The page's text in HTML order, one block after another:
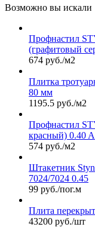
Возможно вы искали
Профнастил
(графитовый
674 руб./м2
Плитка
80 мм
1195.5 руб./м2
Профнастил
красный) 0.40 A
574 руб./м2
Штакетник
7024/7024 0.45
99 руб./пог.м
Плита
43200 руб./шт